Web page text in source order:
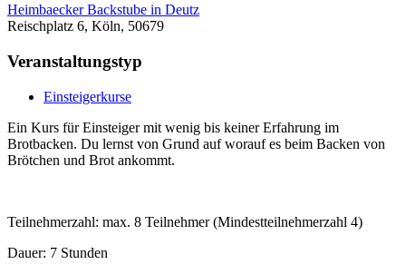
Heimbaecker Backstube in Deutz
Reischplatz 6, Köln, 50679
Veranstaltungstyp
Einsteigerkurse
Ein Kurs für Einsteiger mit wenig bis keiner Erfahrung im
Brotbacken. Du lernst von Grund auf worauf es beim Backen von
Brötchen und Brot ankommt.
Teilnehmerzahl: max. 8 Teilnehmer (Mindestteilnehmerzahl 4)
Dauer: 7 Stunden